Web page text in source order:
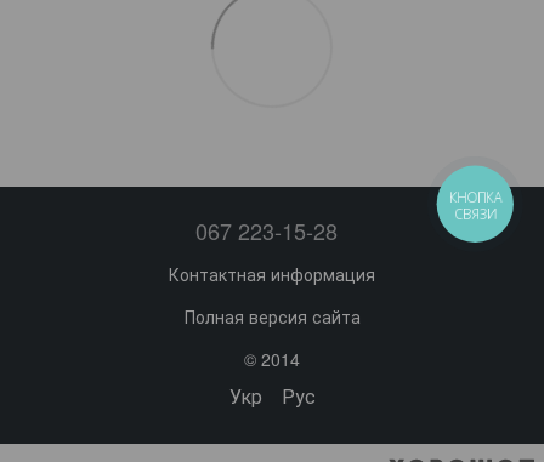
067 223-15-28
Контактная информация
Полная версия сайта
© 2014
Укр Рус
КНОПКА
СВЯЗИ